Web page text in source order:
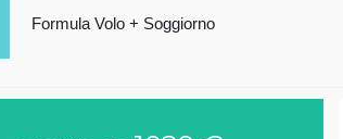
Formula Volo + Soggiorno